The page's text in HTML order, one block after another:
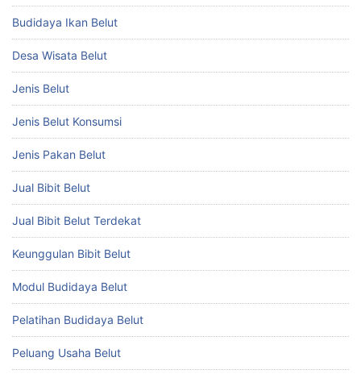
Budidaya Ikan Belut
Desa Wisata Belut
Jenis Belut
Jenis Belut Konsumsi
Jenis Pakan Belut
Jual Bibit Belut
Jual Bibit Belut Terdekat
Keunggulan Bibit Belut
Modul Budidaya Belut
Pelatihan Budidaya Belut
Peluang Usaha Belut